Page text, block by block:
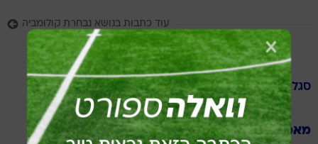
עוד כתבות בנושא נבחרת קולומביה
סגלקולומביה
מאמן